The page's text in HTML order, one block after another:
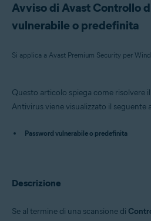
Avviso di Avast Controllo
vulnerabile o predefinita
Avast Premium Security 15.x per Mac
Microsoft Windows 11 Home / Pro /
Microsoft Windows 8.x / Pro / Enterprise -
Questo articolo spiega come risolvere
Antivirus viene visualizzato il seguente
Password vulnerabile o predefinita
Descrizione
Se al termine di una scansione di